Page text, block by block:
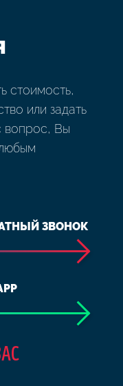
стоимость,
или задать
вопрос, Вы
ЗВОНОК